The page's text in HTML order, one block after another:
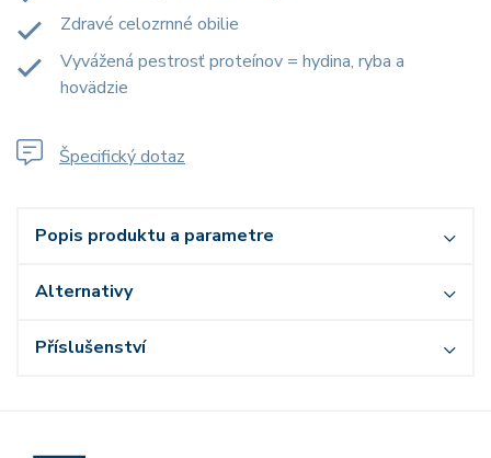
Zdravé celozrnné obilie
Vyvážená pestrosť proteínov = hydina, ryba a
hovädzie
Špecifický dotaz
Popis produktu a parametre
Alternativy
Příslušenství